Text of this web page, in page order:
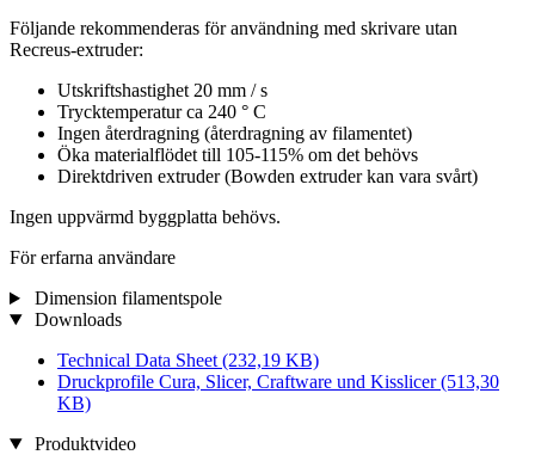
Följande rekommenderas för användning med skrivare utan
Recreus-extruder:
Utskriftshastighet 20 mm / s
Trycktemperatur ca 240 ° C
Ingen återdragning (återdragning av filamentet)
Öka materialflödet till 105-115% om det behövs
Direktdriven extruder (Bowden extruder kan vara svårt)
Ingen uppvärmd byggplatta behövs.
För erfarna användare
Dimension filamentspole
Downloads
Technical Data Sheet (232,19 KB)
Druckprofile Cura, Slicer, Craftware und Kisslicer(513,30
KB)
Produktvideo